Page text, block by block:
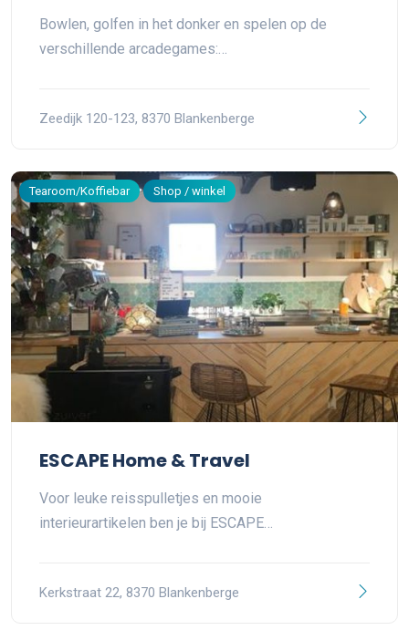
Bowlen, golfen in het donker en spelen op de
verschillende arcadegames:…
Zeedijk 120-123, 8370 Blankenberge
Tearoom/Koffiebar Shop / winkel
ESCAPE Home & Travel
Voor leuke reisspulletjes en mooie
interieurartikelen ben je bij ESCAPE…
Kerkstraat 22, 8370 Blankenberge